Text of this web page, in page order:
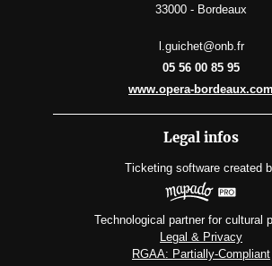
33000 - Bordeaux
l.guichet@onb.fr
05 56 00 85 95
www.opera-bordeaux.com
Legal infos
Ticketing software created
Technological partner for cultural
Legal & Privacy
RGAA: Partially-Compliant